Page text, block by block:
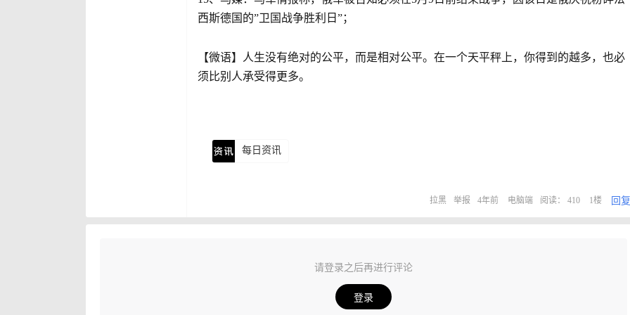
西斯德国的”卫国战争胜利日”；
【微语】人生没有绝对的公平，而是相对公平。在一个天平秤上，你得到的越多，也必
须比别人承受得更多。
每日资讯
拉黑 举报 4年前 电脑端 阅读： 410 1楼 回复
请登录之后再进行评论
登录